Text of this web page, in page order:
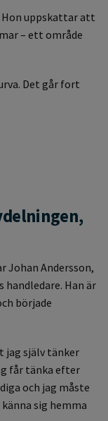
Hon uppskattar att
– ett område
Det går fort
Johan Andersson,
Han är
började
jag själv tänker
får tänka efter
och jag måste
sig hemma